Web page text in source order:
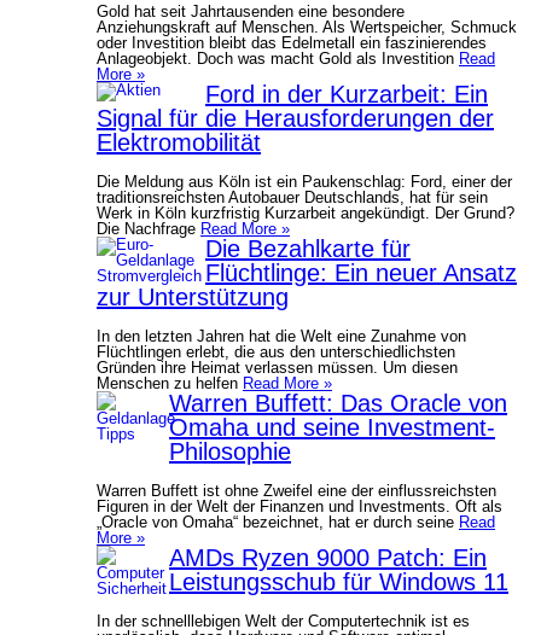
Gold hat seit Jahrtausenden eine besondere
Anziehungskraft auf Menschen. Als Wertspeicher, Schmuck
oder Investition bleibt das Edelmetall ein faszinierendes
Anlageobjekt. Doch was macht Gold als Investition Read
More »
Ford in der Kurzarbeit: Ein
Signal für die Herausforderungen der
Elektromobilität
Die Meldung aus Köln ist ein Paukenschlag: Ford, einer der
traditionsreichsten Autobauer Deutschlands, hat für sein
Werk in Köln kurzfristig Kurzarbeit angekündigt. Der Grund?
Die Nachfrage Read More »
Die Bezahlkarte für
Flüchtlinge: Ein neuer Ansatz
zur Unterstützung
In den letzten Jahren hat die Welt eine Zunahme von
Flüchtlingen erlebt, die aus den unterschiedlichsten
Gründen ihre Heimat verlassen müssen. Um diesen
Menschen zu helfen Read More »
Warren Buffett: Das Oracle von
Omaha und seine Investment-
Philosophie
Warren Buffett ist ohne Zweifel eine der einflussreichsten
Figuren in der Welt der Finanzen und Investments. Oft als
„Oracle von Omaha“ bezeichnet, hat er durch seine Read
More »
AMDs Ryzen 9000 Patch: Ein
Leistungsschub für Windows 11
In der schnelllebigen Welt der Computertechnik ist es